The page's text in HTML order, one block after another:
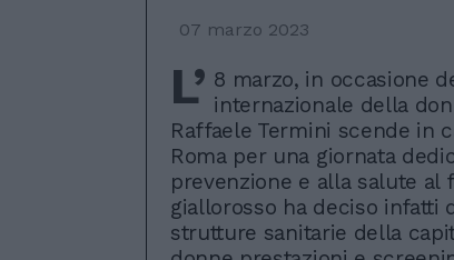
07 marzo 2023
L’ 8 marzo, in occasione
internazionale della
Raffaele Termini scende in
Roma per una giornata
prevenzione e alla salute al
giallorosso ha deciso infatti
strutture sanitarie della